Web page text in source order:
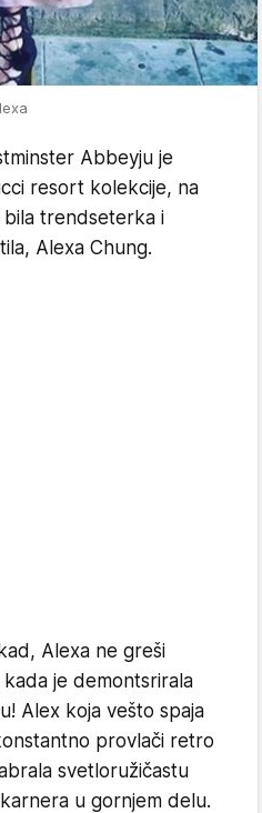
Abbeyju je
resort kolekcije, na
bila trendseterka i
Alexa Chung.
Alexa ne greši
je demontsrirala
Alex koja vešto spaja
provlači retro
svetloružičastu
u gornjem delu.